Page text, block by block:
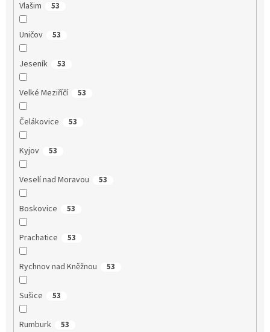
Vlašim 53
Uničov 53
Jeseník 53
Velké Meziříčí 53
Čelákovice 53
Kyjov 53
Veselí nad Moravou 53
Boskovice 53
Prachatice 53
Rychnov nad Kněžnou 53
Sušice 53
Rumburk 53